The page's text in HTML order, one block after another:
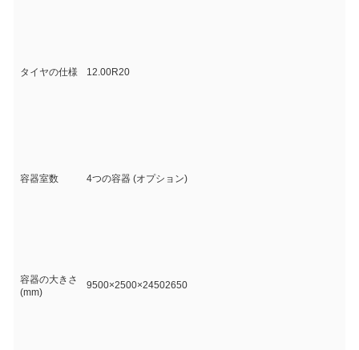
タイヤの仕様 12.00R20
容器室数 4つの容器 (オプション)
容器の大きさ
(mm)
9500×2500×24502650